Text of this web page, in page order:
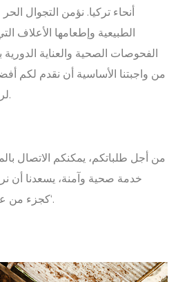
أنحاء تركيا. نؤمن التجوال
الطبيعية وإطعامها الأعلاف
الفحوصات الصحية والعناية
من واجبتنا الأساسية أن نقدم لكم
لرضاكم من خلال القيام بذلك.
من أجل طلباتكم، يمكنكم الاتصال
خدمة صحية وآمنة، يسعدنا أن
كجزء من عائلة ,تربية الدواجن الطبيعية‘.